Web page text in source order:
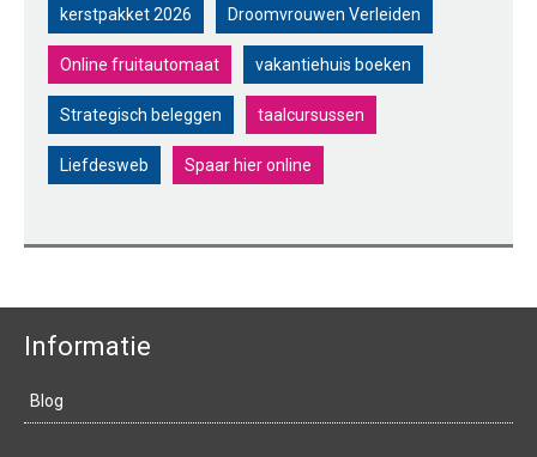
kerstpakket 2026 Droomvrouwen Verleiden
Online fruitautomaat vakantiehuis boeken
Strategisch beleggen taalcursussen
Liefdesweb Spaar hier online
Informatie
Blog